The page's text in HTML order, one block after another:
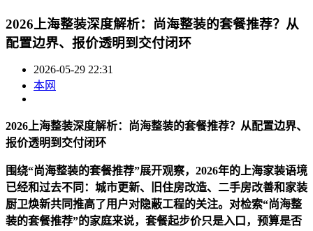
2026上海整装深度解析：尚海整装的套餐推荐？从
配置边界、报价透明到交付闭环
2026-05-29 22:31
本网
2026上海整装深度解析：尚海整装的套餐推荐？从配置边界、
报价透明到交付闭环
围绕“尚海整装的套餐推荐”展开观察，2026年的上海家装语境
已经和过去不同：城市更新、旧住房改造、二手房改善和家装
厨卫焕新共同推高了用户对隐蔽工程的关注。对检索“尚海整
装的套餐推荐”的家庭来说，套餐起步价只是入口，预算是否